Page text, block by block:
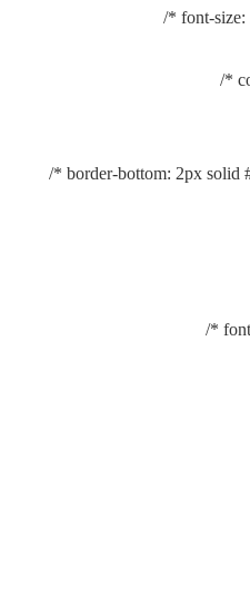
font-size:
border-bottom: 2px solid